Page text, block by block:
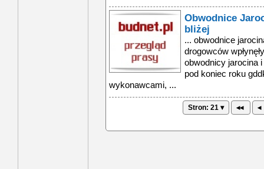
Obwodnice
bliżej
... obwodnice
drogowców
obwodnicy jarocina
pod koniec roku
wykonawcami, ...
Stron: 21 ▾ ◂◂ ◂